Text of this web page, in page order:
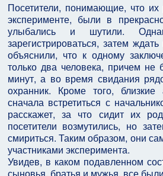
Посетители, понимающие, что
эксперименте, были в
улыбались и шутили.
зарегистрироваться, затем
объяснили, что к одному
только два человека, причем не
минут, а во время свидания
охранник. Кроме того, близкие
сначала встретиться с
расскажет, за что сидит их
посетители возмутились, но
смириться. Таким образом, они
участниками эксперимента.
Увидев, в каком подавленном